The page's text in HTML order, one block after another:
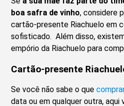
boa safra de vinho, considere
cartão-presente Riachuelo em
sofisticado. Além disso,
empório da Riachuelo para
Cartão-presente
Se você não sabe o que
data ou em qualquer outra, aqui